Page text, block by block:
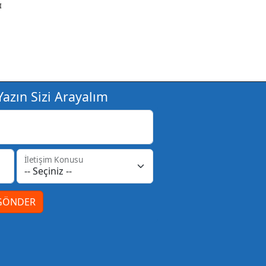
Sizi Arayalım
İletişim Konusu